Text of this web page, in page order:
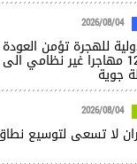
2026/08/04
للهجرة تؤمن العودة
الطوعية لـ127 مهاجرا غير نظامي الى
جوية
2026/08/04
لا تسعى لتوسيع